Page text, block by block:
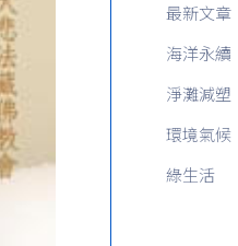
最新文章
海洋永續
淨灘減塑
環境氣候
綠生活